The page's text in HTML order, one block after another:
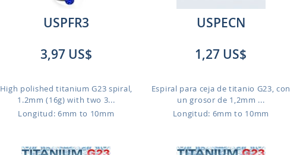
USPFR3
3,97 US$
High polished titanium G23 spiral,
1.2mm (16g) with two 3...
Longitud: 6mm to 10mm
USPECN
1,27 US$
Espiral para ceja de titanio G23, con
un grosor de 1,2mm ...
Longitud: 6mm to 10mm